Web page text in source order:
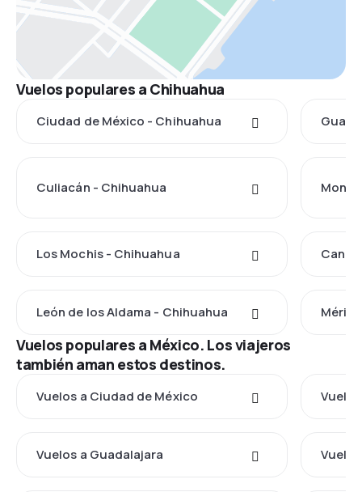
Vuelos populares a Chihuahua
Ciudad de México - Chihuahua
Culiacán - Chihuahua
Los Mochis - Chihuahua
León de los Aldama - Chihuahua
Vuelos populares a México. Los viajeros
también aman estos destinos.
Vuelos a Ciudad de México
Vuelos a Guadalajara